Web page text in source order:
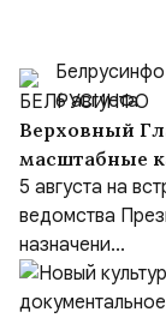
Белрусинфо
6 августа
Верховный
масштабные
встрече с
обороны и
5 августа на
ведомства
назначени...